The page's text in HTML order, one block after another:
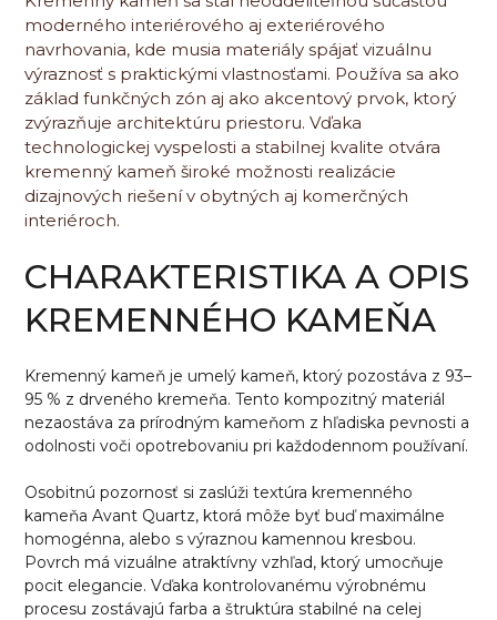
Súbory
Kontakty
moderného interiérového aj exteriérového
navrhovania, kde musia materiály spájať vizuálnu
výraznosť s praktickými vlastnosťami. Používa sa ako
základ funkčných zón aj ako akcentový prvok, ktorý
zvýrazňuje architektúru priestoru. Vďaka
technologickej vyspelosti a stabilnej kvalite otvára
kremenný kameň široké možnosti realizácie
dizajnových riešení v obytných aj komerčných
interiéroch.
CHARAKTERISTIKA A OPIS
KREMENNÉHO KAMEŇA
Kremenný kameň je umelý kameň, ktorý pozostáva z 93–
95 % z drveného kremeňa. Tento kompozitný materiál
nezaostáva za prírodným kameňom z hľadiska pevnosti a
odolnosti voči opotrebovaniu pri každodennom používaní.
Osobitnú pozornosť si zaslúži textúra kremenného
kameňa Avant Quartz, ktorá môže byť buď maximálne
homogénna, alebo s výraznou kamennou kresbou.
Povrch má vizuálne atraktívny vzhľad, ktorý umocňuje
pocit elegancie. Vďaka kontrolovanému výrobnému
procesu zostávajú farba a štruktúra stabilné na celej